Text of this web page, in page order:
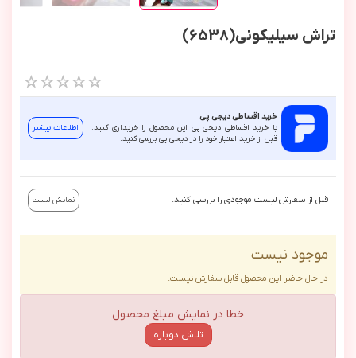
تراش سیلیکونی(6538)
خرید اقساطی دیجی پی
با خرید اقساطی دیجی پی این محصول را خریداری کنید.
قبل از خرید اعتبار خود را در دیجی پی بررسی کنید.
اطلاعات بیشتر
قبل از سفارش لیست موجودی را بررسی کنید. نمایش لیست
موجود نیست
در حال حاضر این محصول قابل سفارش نیست.
خطا در نمایش مبلغ محصول
تلاش دوباره